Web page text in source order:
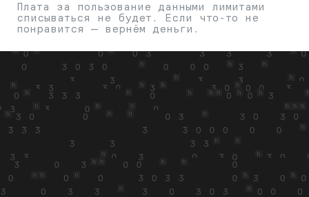
Плата за пользование данными лимитами
списываться не будет. Если что-то не
понравится — вернём деньги.